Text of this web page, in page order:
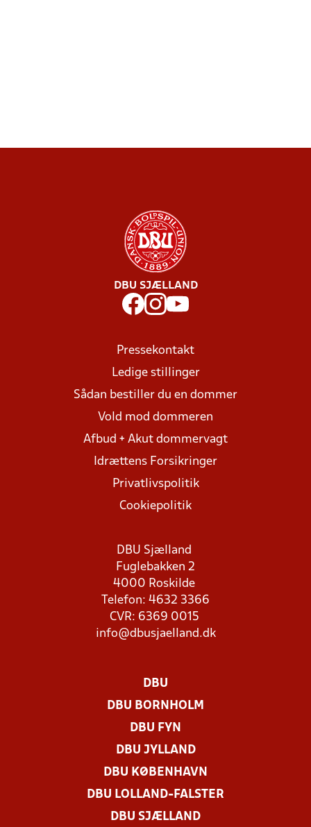
DBU SJÆLLAND
Pressekontakt
Ledige stillinger
Sådan bestiller du en dommer
Vold mod dommeren
Afbud + Akut dommervagt
Idrættens Forsikringer
Privatlivspolitik
Cookiepolitik
DBU Sjælland
Fuglebakken 2
4000 Roskilde
Telefon: 4632 3366
CVR: 6369 0015
info@dbusjaelland.dk
DBU
DBU BORNHOLM
DBU FYN
DBU JYLLAND
DBU KØBENHAVN
DBU LOLLAND-FALSTER
DBU SJÆLLAND